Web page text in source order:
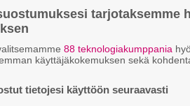
tarjotaksemme
88 teknologiakumppania
käyttäjäkokemuksen sekä
tietojesi käyttöön seuraavasti